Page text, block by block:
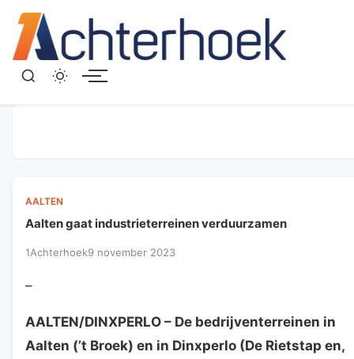
AALTEN
Aalten gaat industrieterreinen verduurzamen
1Achterhoek9 november 2023
–
AALTEN/DINXPERLO – De bedrijventerreinen in
Aalten (’t Broek) en in Dinxperlo (De Rietstap en,